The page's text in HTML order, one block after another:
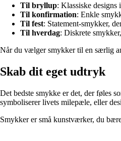
Til bryllup: Klassiske
Til konfirmation: Enkle
Til fest: Statement-smykker,
Til hverdag: Diskrete
Når du vælger smykker til en særlig
Skab dit eget udtryk
Det bedste smykke er det, der føles
symboliserer livets milepæle, eller
Smykker er små kunstværker, du